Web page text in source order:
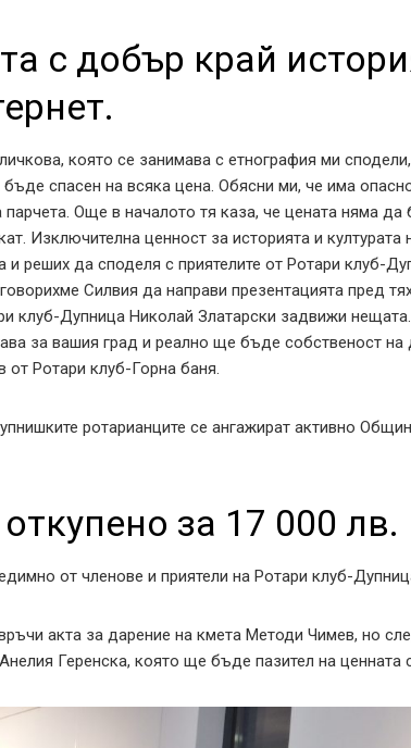
с добър край
която се занимава с етнография ми
спасен на всяка цена. Обясни ми, че има
Още в началото тя каза, че цената няма
Изключителна ценност за историята и
реших да споделя с приятелите от Ротари клуб-
Силвия да направи презентацията пред
клуб-Дупница Николай Златарски задвижи
за вашия град и реално ще бъде собственост на
от Ротари клуб-Горна баня.
ротарианците се ангажират активно
за 17 000 лв.
от членове и приятели на Ротари клуб-
акта за дарение на кмета Методи Чимев, но
Геренска, която ще бъде пазител на ценната